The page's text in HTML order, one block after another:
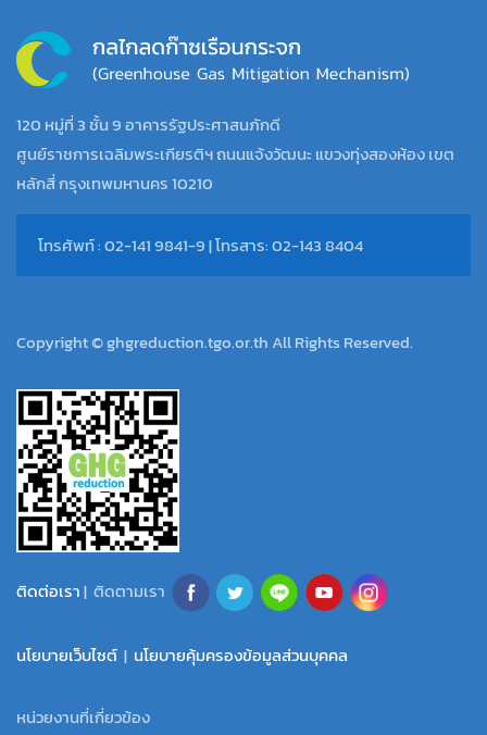
120 หมู่ที่ 3 ชั้น 9 อาคารรัฐประศาสนภักดี
ศูนย์ราชการเฉลิมพระเกียรติฯ ถนนแจ้งวัฒนะ แขวงทุ่งสองห้อง เขต
หลักสี่ กรุงเทพมหานคร 10210
โทรศัพท์ : 02-141 9841-9 | โทรสาร: 02-143 8404
Copyright © ghgreduction.tgo.or.th All Rights Reserved.
ติดต่อเรา| ติดตามเรา
นโยบายเว็บไซต์ | นโยบายคุ้มครองข้อมูลส่วนบุคคล
หน่วยงานที่เกี่ยวข้อง